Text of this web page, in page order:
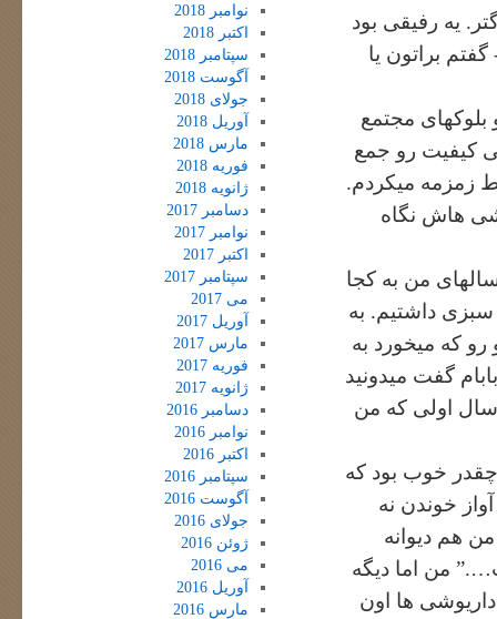
یه رفیقی بود
براتون یا
مجتمع
کیفیت رو جمع
زمزمه میکردم.
هاش نگاه
من به کجا
داشتیم. به
که میخورد به
گفت میدونید
سال اولی که من
چقدر خوب بود که
خوندن نه
هم دیوانه
من اما دیگه
ها اون
نوامبر 2018
اکتبر 2018
سپتامبر 2018
آگوست 2018
جولای 2018
آوریل 2018
مارس 2018
فوریه 2018
ژانویه 2018
دسامبر 2017
نوامبر 2017
اکتبر 2017
سپتامبر 2017
می 2017
آوریل 2017
مارس 2017
فوریه 2017
ژانویه 2017
دسامبر 2016
نوامبر 2016
اکتبر 2016
سپتامبر 2016
آگوست 2016
جولای 2016
ژوئن 2016
می 2016
آوریل 2016
مارس 2016